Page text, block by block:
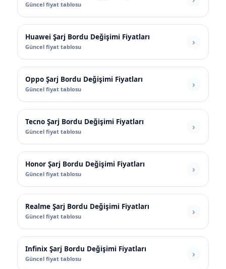
Güncel fiyat tablosu
Huawei Şarj Bordu Değişimi Fiyatları
Güncel fiyat tablosu
Oppo Şarj Bordu Değişimi Fiyatları
Güncel fiyat tablosu
Tecno Şarj Bordu Değişimi Fiyatları
Güncel fiyat tablosu
Honor Şarj Bordu Değişimi Fiyatları
Güncel fiyat tablosu
Realme Şarj Bordu Değişimi Fiyatları
Güncel fiyat tablosu
Infinix Şarj Bordu Değişimi Fiyatları
Güncel fiyat tablosu